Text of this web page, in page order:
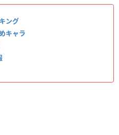
ング
キャラ